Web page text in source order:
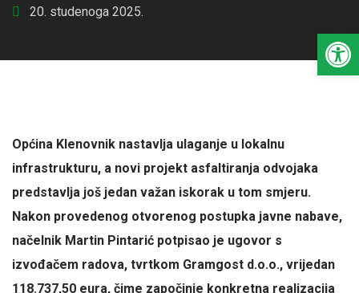
Open toolbar
20. studenoga 2025.
Općina Klenovnik nastavlja ulaganje u lokalnu
infrastrukturu, a novi projekt asfaltiranja odvojaka
predstavlja još jedan važan iskorak u tom smjeru.
Nakon provedenog otvorenog postupka javne nabave,
načelnik Martin Pintarić potpisao je ugovor s
izvođačem radova, tvrtkom Gramgost d.o.o., vrijedan
118.737,50 eura, čime započinje konkretna realizacija